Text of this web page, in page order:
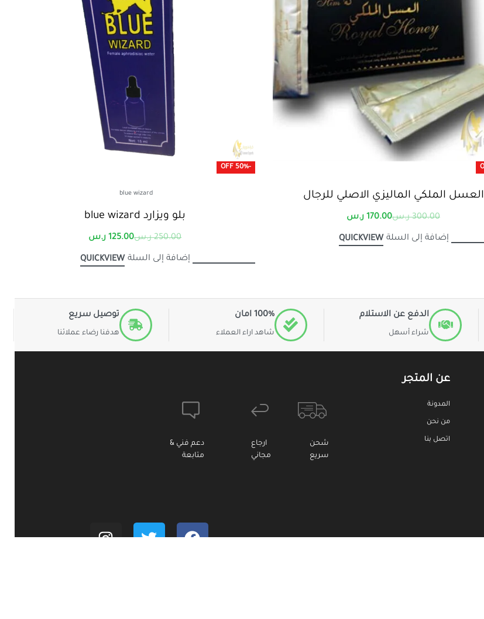
العسل الملكي الماليزي الاصلي للرجال
300.00 ر.س170.00 ر.س
إضافة إلى السلة QUICKVIEW
-50% OFF
blue wizard
بلو ويزارد blue wizard
250.00 ر.س125.00 ر.س
إضافة إلى السلة QUICKVIEW
الدفع عن الاستلام
شراء أسهل
100% امان
شاهد اراء العملاء
توصيل سريع
هدفنا رضاء عملائنا
عن المتجر
المدونة
من نحن
اتصل بنا
شحن
سريع
ارجاع
مجاني
دعم فني &
متابعة